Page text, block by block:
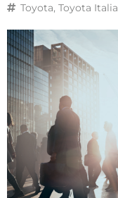
Toyota, Toyota Italia